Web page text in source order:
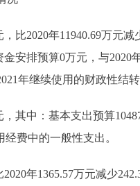
2020年11940.69万元减
安排预算0万元，与2020
年继续使用的财政性结转
中：基本支出预算
费中的一般性支出。
年1365.57万元减少